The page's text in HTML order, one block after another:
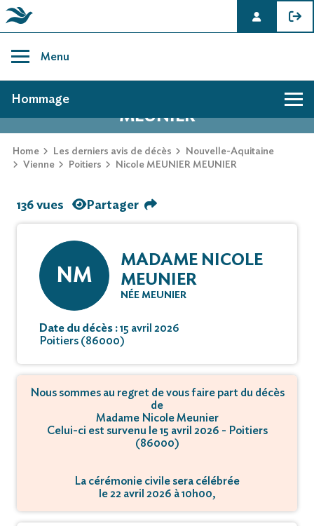
content
Menu
AVIS DE DÉCÈS DE NICOLE MEUNIER
MEUNIER
Home Les derniers avis de décès
Nouvelle-Aquitaine
Vienne
Poitiers Nicole MEUNIER MEUNIER
Hommage
136 vues Partager
NM
MADAME NICOLE
MEUNIER
NÉE MEUNIER
Date du décès :15 avril 2026
Poitiers (86000)
Nous sommes au regret de vous faire part du décès
de
Madame Nicole Meunier
Celui-ci est survenu le 15 avril 2026 - Poitiers
(86000)
La cérémonie civile sera célébrée
le 22 avril 2026 à 10h00,